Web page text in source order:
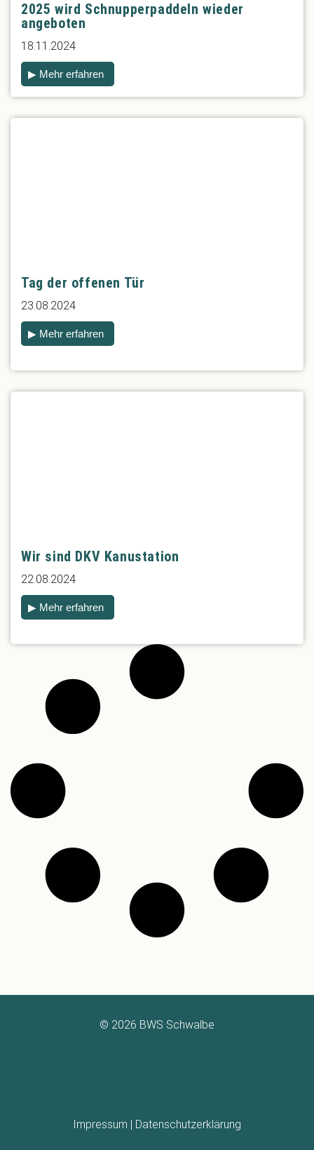
2025 wird Schnupperpaddeln wieder
angeboten
18.11.2024
▶ Mehr erfahren
Tag der offenen Tür
23.08.2024
▶ Mehr erfahren
Wir sind DKV Kanustation
22.08.2024
▶ Mehr erfahren
© 2026 BWS Schwalbe
Impressum | Datenschutzerklärung